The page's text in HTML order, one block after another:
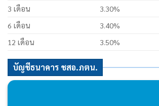
3 เดือน
3.30%
6 เดือน
3.40%
12 เดือน
3.50%
บัญชีธนาคาร ชสอ.ภตน.